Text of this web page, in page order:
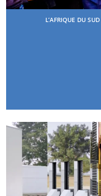
L’AFRIQUE DU